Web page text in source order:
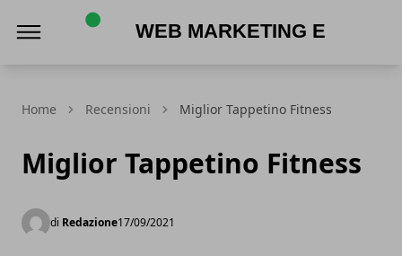
Home Recensioni Miglior Tappetino Fitness
Miglior Tappetino Fitness
di Redazione17/09/2021